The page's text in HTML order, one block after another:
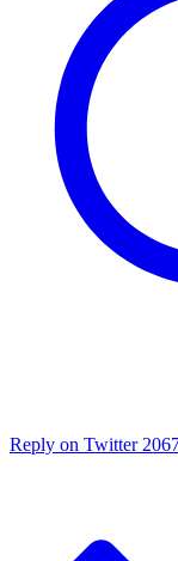
Reply on Twitter